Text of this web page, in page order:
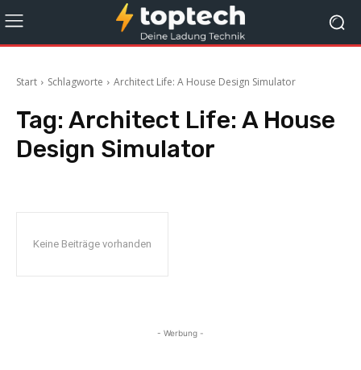
Start Schlagworte Architect Life: A House Design Simulator
Tag: Architect Life: A House
Design Simulator
Keine Beiträge vorhanden
- Werbung -